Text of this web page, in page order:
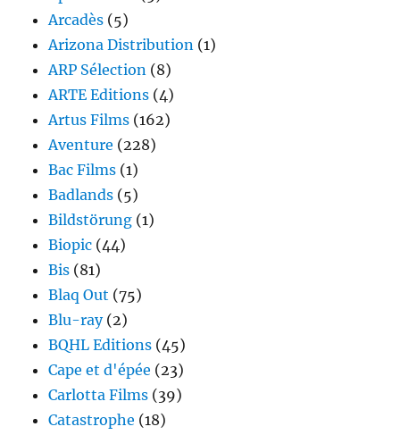
Arcadès (5)
Arizona Distribution (1)
ARP Sélection (8)
ARTE Editions (4)
Artus Films (162)
Aventure (228)
Bac Films (1)
Badlands (5)
Bildstörung (1)
Biopic (44)
Bis (81)
Blaq Out (75)
Blu-ray(2)
BQHL Editions (45)
Cape et d'épée (23)
Carlotta Films (39)
Catastrophe (18)